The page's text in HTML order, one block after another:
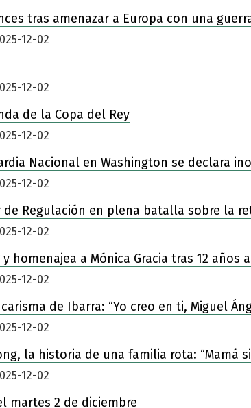
tras amenazar a Europa con una
12-02
12-02
de la Copa del Rey
12-02
Nacional en Washington se declara
12-02
Regulación en plena batalla sobre la
12-02
homenajea a Mónica Gracia tras 12 años
12-02
de Ibarra: “Yo creo en ti, Miguel
12-02
la historia de una familia rota: “Mamá
12-02
martes 2 de diciembre